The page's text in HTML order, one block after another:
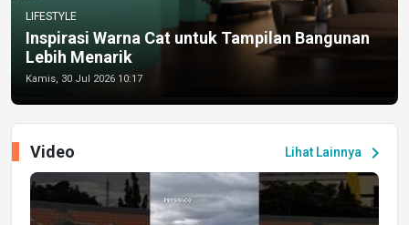
LIFESTYLE
Inspirasi Warna Cat untuk Tampilan Bangunan
Lebih Menarik
Kamis, 30 Jul 2026 10:17
Lihat Lainnya chevron_right
Video